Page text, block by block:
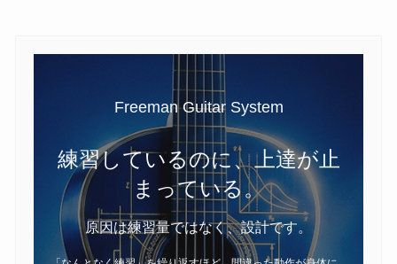
Freeman Guitar System
練習しているのに、上達が止
まっている。
原因は練習量ではなく、設計です。